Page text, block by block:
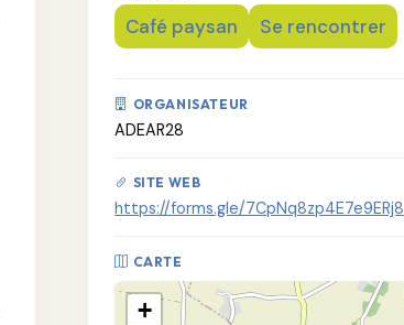
Café paysan Se rencontrer
ORGANISATEUR
ADEAR28
SITE WEB
https://forms.gle/7CpNq8zp4E7e9ERj8
CARTE
+